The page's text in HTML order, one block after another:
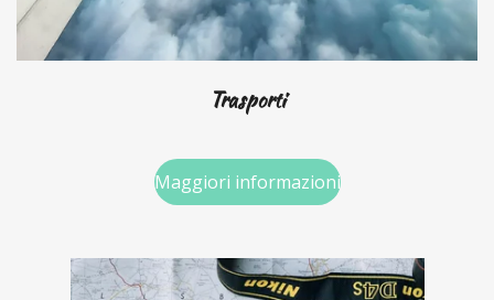
Trasporti
Maggiori informazioni